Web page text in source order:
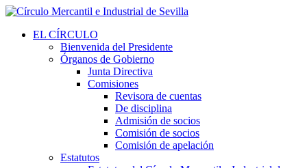
EL CÍRCULO
Bienvenida del Presidente
Órganos de Gobierno
Junta Directiva
Comisiones
Revisora de cuentas
De disciplina
Admisión de socios
Comisión de socios
Comisión de apelación
Estatutos